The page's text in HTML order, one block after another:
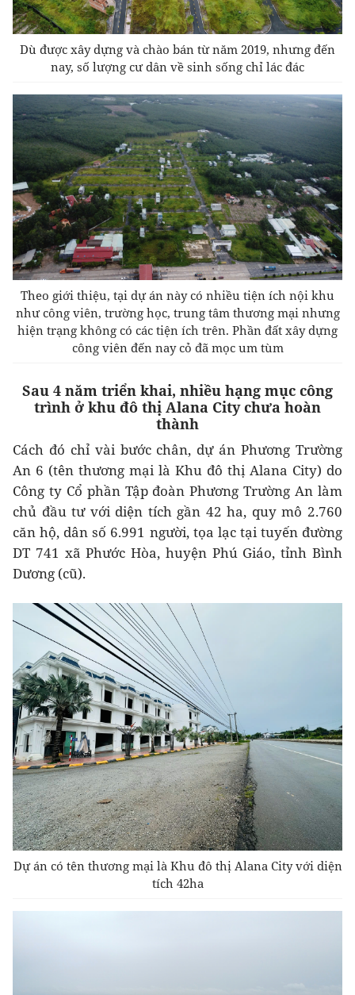
Dù được xây dựng và chào bán từ năm 2019, nhưng đến
nay, số lượng cư dân về sinh sống chỉ lác đác
Theo giới thiệu, tại dự án này có nhiều tiện ích nội khu
như công viên, trường học, trung tâm thương mại nhưng
hiện trạng không có các tiện ích trên. Phần đất xây dựng
công viên đến nay cỏ đã mọc um tùm
Sau 4 năm triển khai, nhiều hạng mục công
trình ở khu đô thị Alana City chưa hoàn
thành
Cách đó chỉ vài bước chân, dự án Phương Trường
An 6 (tên thương mại là Khu đô thị Alana City) do
Công ty Cổ phần Tập đoàn Phương Trường An làm
chủ đầu tư với diện tích gần 42 ha, quy mô 2.760
căn hộ, dân số 6.991 người, tọa lạc tại tuyến đường
DT 741 xã Phước Hòa, huyện Phú Giáo, tỉnh Bình
Dương (cũ).
Dự án có tên thương mại là Khu đô thị Alana City với diện
tích 42ha